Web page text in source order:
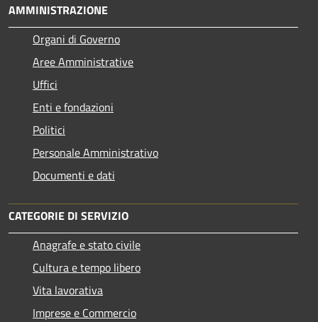
AMMINISTRAZIONE
Organi di Governo
Aree Amministrative
Uffici
Enti e fondazioni
Politici
Personale Amministrativo
Documenti e dati
CATEGORIE DI SERVIZIO
Anagrafe e stato civile
Cultura e tempo libero
Vita lavorativa
Imprese e Commercio